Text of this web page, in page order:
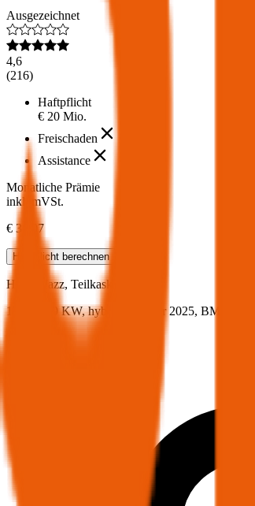
Ausgezeichnet
4,6
(216)
Haftpflicht
€ 20 Mio.
Freischaden
Assistance
Monatliche Prämie
inkl. mVSt.
€ 38,07
Haftpflicht berechnen
Honda
Jazz, Teilkasko
107 PS/79 KW, hybrid, Baujahr 2025, BM-Stufe